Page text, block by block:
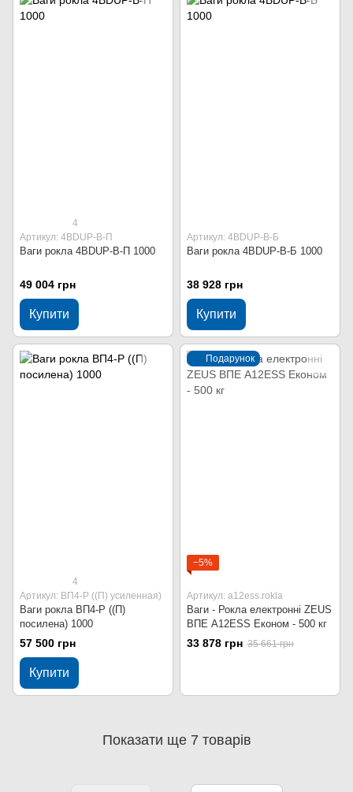
4
Артикул: 4BDUP-В-П
Ваги рокла 4BDUP-В-П 1000
49 004 грн
Купити
Артикул: 4BDUP-В-Б
Ваги рокла 4BDUP-В-Б 1000
38 928 грн
Купити
4
Артикул: ВП4-Р ((П) усиленная)
Ваги рокла ВП4-Р ((П)
посилена) 1000
57 500 грн
Купити
Подарунок
−5%
Артикул: a12ess.rokla
Ваги - Рокла електронні ZEUS
ВПЕ A12ESS Економ - 500 кг
33 878 грн 35 661 грн
Показати ще 7 товарів